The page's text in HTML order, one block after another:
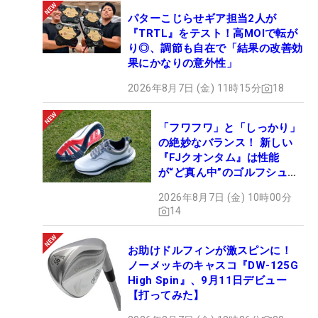
になりそうだ。（文・笠井あかり）
パターこじらせギア担当2人が
『TRTL』をテスト！高MOIで転が
り◎、調節も自在で「結果の改善効
果にかなりの意外性」
2026年8月7日 (金) 11時15分 18
「フワフワ」と「しっかり」
の絶妙なバランス！ 新しい
『FJクオンタム』は性能
が“ど真ん中”のゴルフシュー
2026年8月7日 (金) 10時00分
14
お助けドルフィンが激スピンに！
ノーメッキのキャスコ『DW-125G
High Spin』、9月11日デビュー
【打ってみた】